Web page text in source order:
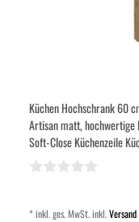
Küchen Hochschrank 60
Artisan matt, hochwertige
Soft-Close Küchenzeile
*inkl. ges. MwSt.inkl.